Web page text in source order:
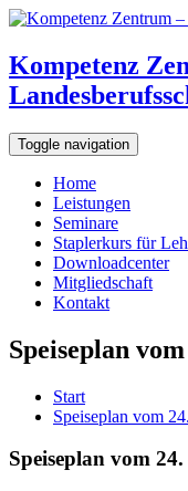
Kompetenz
Toggle navigation
Home
Leistungen
Seminare
Staplerkurs für
Downloadcenter
Mitgliedschaft
Kontakt
Speiseplan
Start
Speiseplan vom
Speiseplan vom